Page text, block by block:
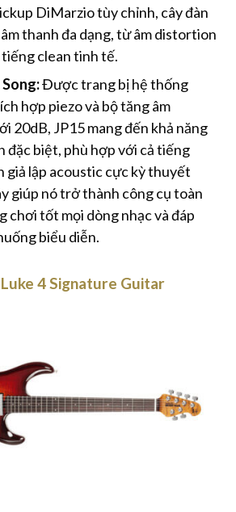
DiMarzio tùy chỉnh, cây đàn
thanh đa dạng, từ âm distortion
tiếng clean tinh tế.
Được trang bị hệ thống
hợp piezo và bộ tăng âm
20dB, JP15 mang đến khả năng
đặc biệt, phù hợp với cả tiếng
giả lập acoustic cực kỳ thuyết
giúp nó trở thành công cụ toàn
chơi tốt mọi dòng nhạc và đáp
biểu diễn.
4 Signature Guitar